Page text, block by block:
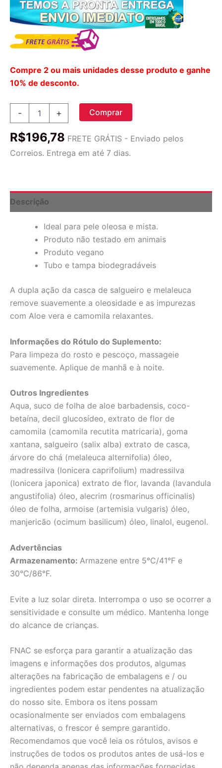
Compre 2 ou mais unidades desse produto e ganhe
10% de desconto.
-
Puros
Austrália,
Melaleuca,
Para
oz)
quantidade
+ Comprar
R$196,78 FRETE GRÁTIS - Enviado pelos
Correios. Entrega em até 7 dias.
Descrição
Ideal para pele oleosa e mista.
Produto não testado em animais
Produto vegano
Tubo e tampa biodegradáveis
A dupla ação da casca de salgueiro e melaleuca
remove suavemente a oleosidade e as impurezas
com Aloe vera e camomila relaxantes.
Informações do Rótulo do Suplemento:
Para limpeza do rosto e pescoço, massageie
suavemente. Aplique de manhã e à noite.
Outros Ingredientes
Aqua, suco de folha de aloe barbadensis, coco-
betaína, decil glucosídeo, extrato de flor de
camomila (camomila recutita matricaria), goma
xantana, salgueiro (salix alba) extrato de casca,
árvore do chá (melaleuca alternifolia) óleo,
madressilva (lonicera caprifolium) madressilva
(lonicera japonica) extrato de flor, lavanda (lavandula
angustifolia) óleo, alecrim (rosmarinus officinalis)
óleo de folha, armoise (artemisia vulgaris) óleo,
manjericão (ocimum basilicum) óleo, linalol, eugenol.
Advertências
Armazenamento: Armazene entre 5°C/41°F e
30°C/86°F.
Evite a luz solar direta. Interrompa o uso se ocorrer a
sensitividade e consulte um médico. Mantenha longe
do alcance de crianças.
FNAC se esforça para garantir a atualização das
imagens e informações dos produtos, algumas
alterações na fabricação de embalagens e / ou
ingredientes podem estar pendentes na atualização
do nosso site. Embora os itens possam
ocasionalmente ser enviados com embalagens
alternativas, o frescor é sempre garantido.
Recomendamos que você leia os rótulos, avisos e
instruções de todos os produtos antes de usá-los e